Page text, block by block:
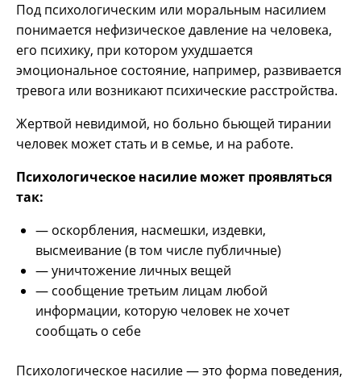
Под психологическим или моральным насилием
понимается нефизическое давление на человека,
его психику, при котором ухудшается
эмоциональное состояние, например, развивается
тревога или возникают психические расстройства.
Жертвой невидимой, но больно бьющей тирании
человек может стать и в семье, и на работе.
Психологическое насилие может проявляться
так:
— оскорбления, насмешки, издевки,
высмеивание (в том числе публичные)
— уничтожение личных вещей
— сообщение третьим лицам любой
информации, которую человек не хочет
сообщать о себе
Психологическое насилие — это форма поведения,